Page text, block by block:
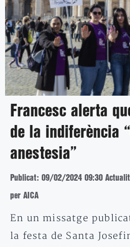
Francesc alerta
de la indiferència
anestesia”
Publicat: 09/02/2024 09:30
per AICA
En un missatge
la festa de Santa